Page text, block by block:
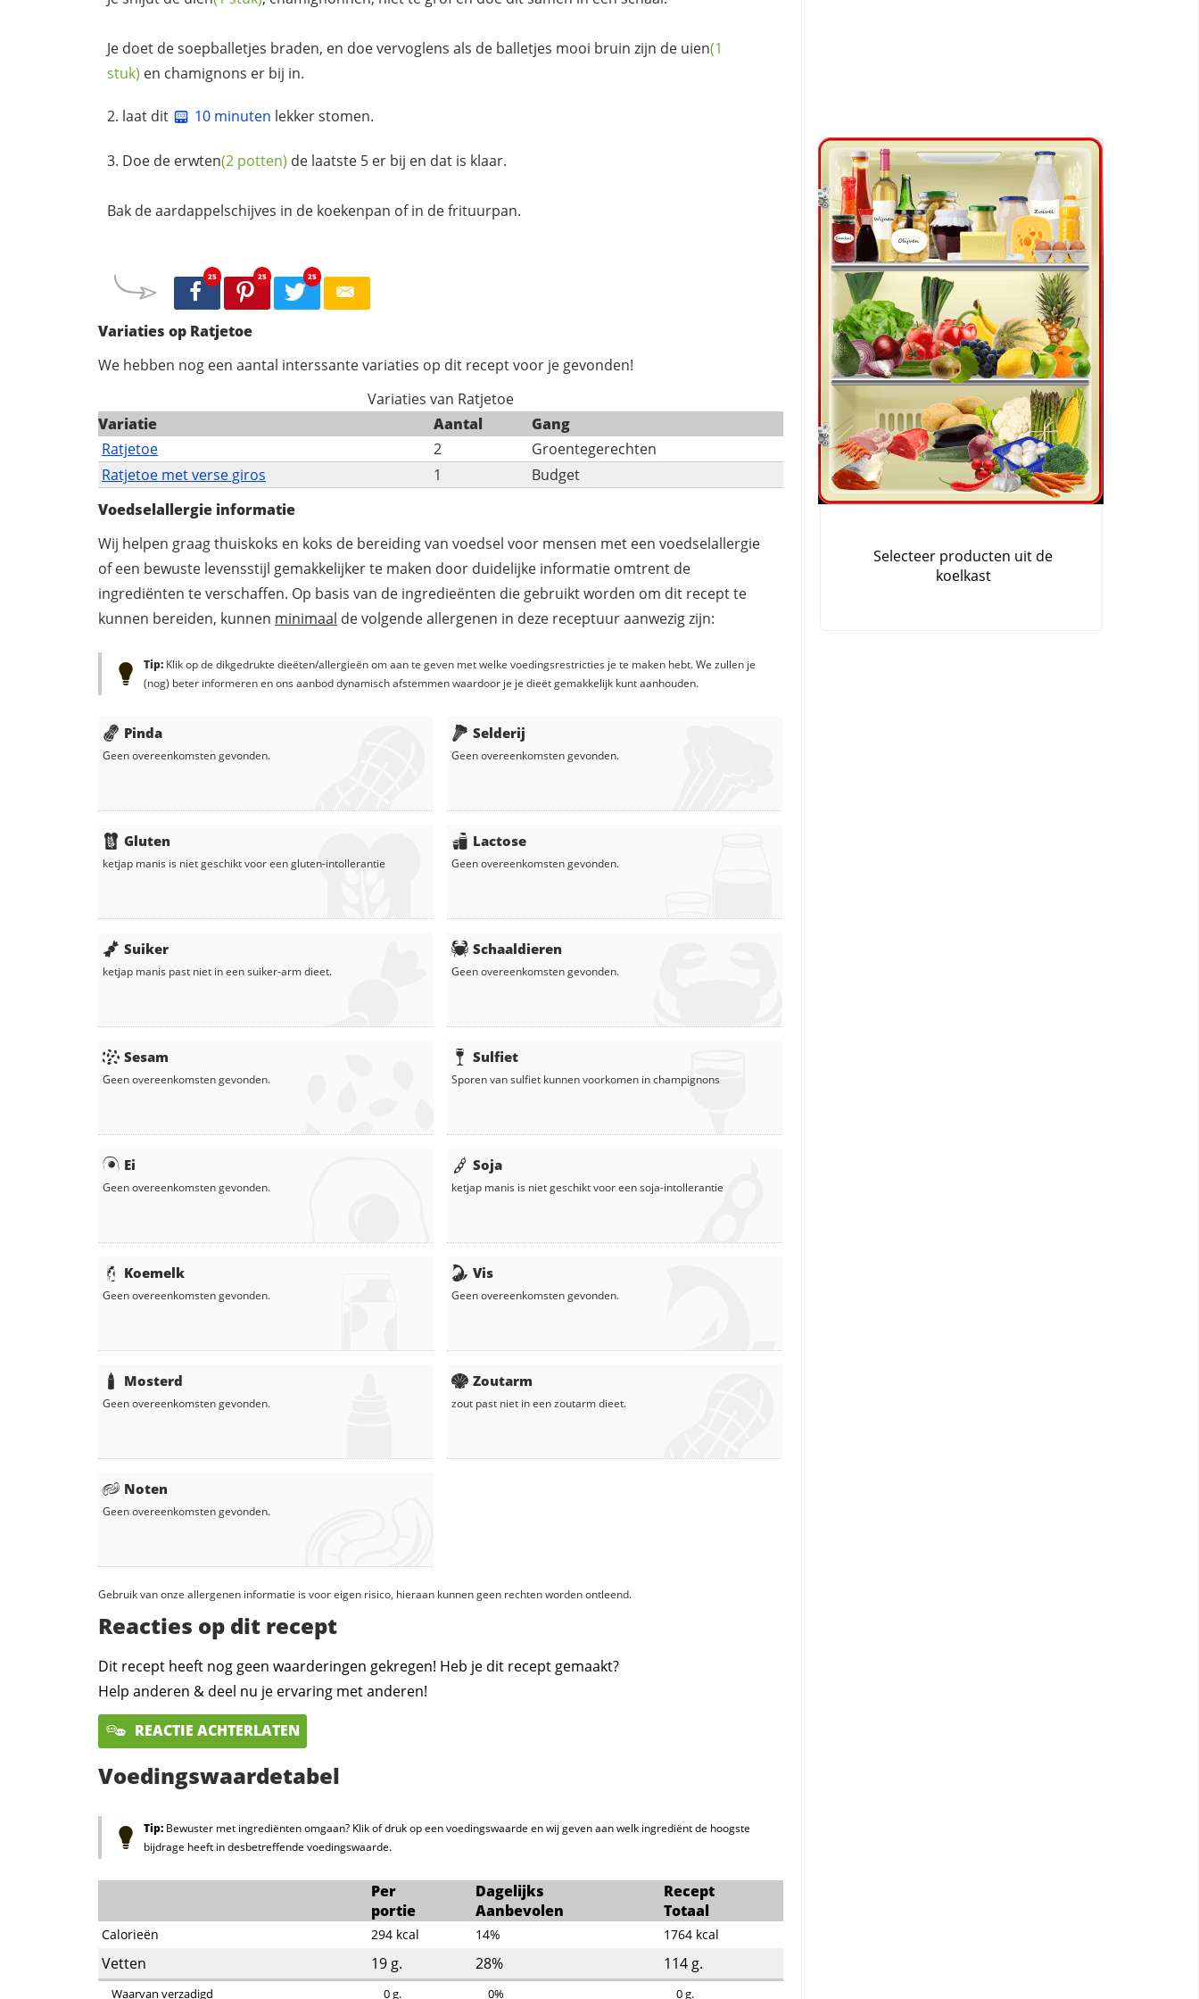
Je doet de soepballetjes braden, en doe vervoglens als de balletjes mooi bruin zijn de uien(1
stuk) en chamignons er bij in.
laat dit 10 minuten lekker stomen.
Doe de erwten(2 potten) de laatste 5 er bij en dat is klaar.
Bak de aardappelschijves in de koekenpan of in de frituurpan.
25 25 25
Variaties op Ratjetoe
We hebben nog een aantal interssante variaties op dit recept voor je gevonden!
Variaties van Ratjetoe
Variatie
Aantal
Gang
Ratjetoe
2
Groentegerechten
Ratjetoe met verse giros
1
Budget
Voedselallergie informatie
Wij helpen graag thuiskoks en koks de bereiding van voedsel voor mensen met een voedselallergie
of een bewuste levensstijl gemakkelijker te maken door duidelijke informatie omtrent de
ingrediënten te verschaffen. Op basis van de ingredieënten die gebruikt worden om dit recept te
kunnen bereiden, kunnen minimaal de volgende allergenen in deze receptuur aanwezig zijn:
Tip: Klik op de dikgedrukte dieëten/allergieën om aan te geven met welke voedingsrestricties je te maken hebt. We zullen je
(nog) beter informeren en ons aanbod dynamisch afstemmen waardoor je je dieët gemakkelijk kunt aanhouden.
Pinda
Geen overeenkomsten gevonden.
Gluten
ketjap manis is niet geschikt voor een gluten-intollerantie
Suiker
ketjap manis past niet in een suiker-arm dieet.
Sesam
Geen overeenkomsten gevonden.
Ei
Geen overeenkomsten gevonden.
Koemelk
Geen overeenkomsten gevonden.
Mosterd
Geen overeenkomsten gevonden.
Noten
Geen overeenkomsten gevonden.
Selderij
Geen overeenkomsten gevonden.
Lactose
Geen overeenkomsten gevonden.
Schaaldieren
Geen overeenkomsten gevonden.
Sulfiet
Sporen van sulfiet kunnen voorkomen inchampignons
Soja
ketjap manis is niet geschikt voor een soja-intollerantie
Vis
Geen overeenkomsten gevonden.
Zoutarm
zout past niet in een zoutarm dieet.
Gebruik van onze allergenen informatie is voor eigen risico, hieraan kunnen geen rechten worden ontleend.
Reacties op dit recept
Dit recept heeft nog geen waarderingen gekregen! Heb je dit recept gemaakt?
Help anderen & deel nu je ervaring met anderen!
REACTIE ACHTERLATEN
Voedingswaardetabel
Tip: Bewuster met ingrediënten omgaan? Klik of druk op een voedingswaarde en wij geven aan welk ingrediënt de hoogste
bijdrage heeft in desbetreffende voedingswaarde.
Per
portie
Dagelijks
Aanbevolen
Recept
Totaal
Calorieën 294 kcal 14% 1764 kcal
Vetten 19 g. 28% 114 g.
Waarvan verzadigd 0g. 0% 0g.